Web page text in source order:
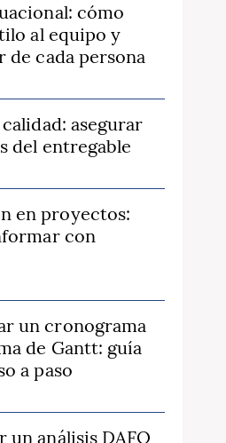
cómo
al equipo y
de cada persona
asegurar
del entregable
en proyectos:
con
un cronograma
de Gantt: guía
a paso
un análisis DAFO